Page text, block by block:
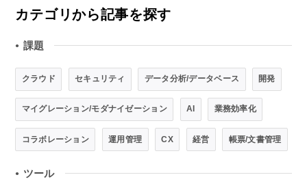
カテゴリから記事を探す
● 課題
クラウド セキュリティ データ分析/データベース 開発
マイグレーション/モダナイゼーション AI 業務効率化
コラボレーション 運用管理 CX 経営 帳票/文書管理
● ツール